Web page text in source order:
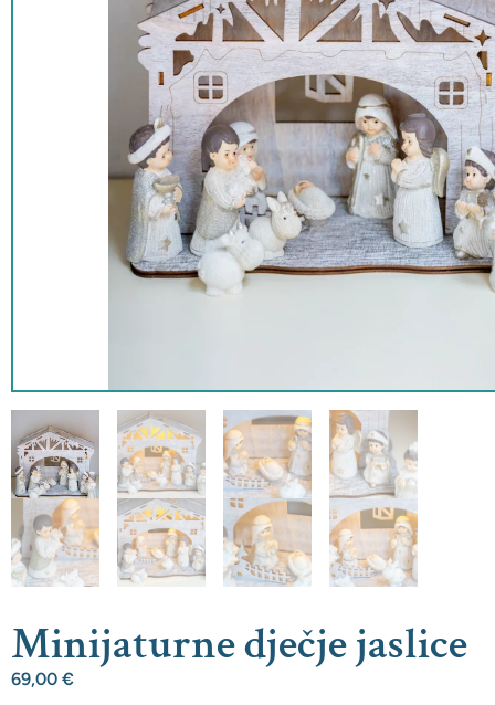
Minijaturne dječje jaslice
69,00 €